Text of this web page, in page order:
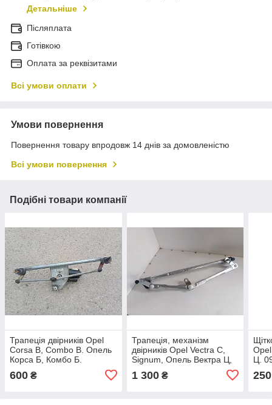
Детальніше
Післяплата
Готівкою
Оплата за реквізитами
Всі умови оплати
Умови повернення
Повернення товару впродовж 14 днів за домовленістю
Всі умови повернення
Подібні товари компанії
Трапеція двірників Opel
Corsa B, Combo B. Опель
Корса Б, Комбо Б.
600 ₴
Трапеція, механізм
двірників Opel Vectra C,
Signum, Опель Вектра Ц,
1 300₴
Ц.
250